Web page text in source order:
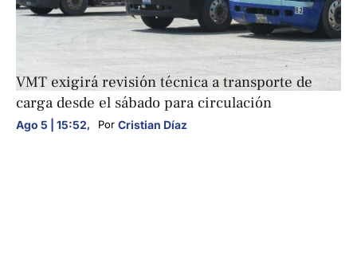
VMT exigirá revisión técnica a transporte de
carga desde el sábado para circulación
Ago 5 | 15:52, Por Cristian Díaz